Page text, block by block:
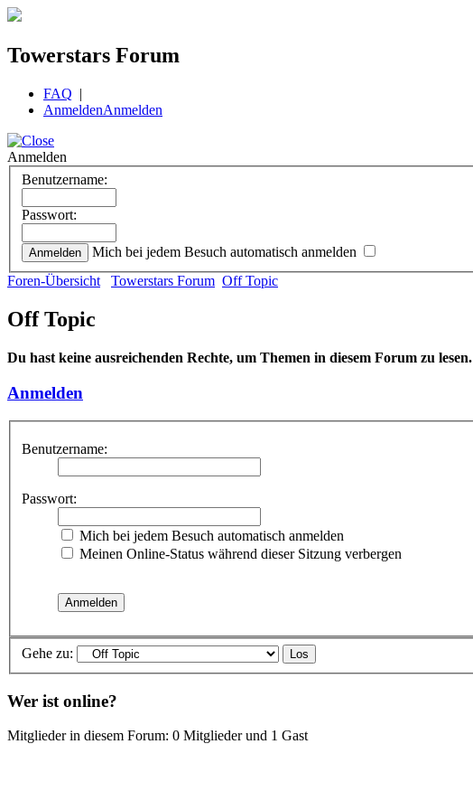
Towerstars Forum
FAQ |
AnmeldenAnmelden
Anmelden
Benutzername:
Passwort:
Mich bei jedem Besuch automatisch anmelden
Foren-Übersicht
Towerstars Forum Off Topic
Off Topic
Du hast keine ausreichenden Rechte, um Themen in diesem Forum zu lesen.
Anmelden
Benutzername:
Passwort:
Mich bei jedem Besuch automatisch anmelden
Meinen Online-Status während dieser Sitzung verbergen
Gehe zu:
Wer ist online?
Mitglieder in diesem Forum: 0 Mitglieder und 1 Gast